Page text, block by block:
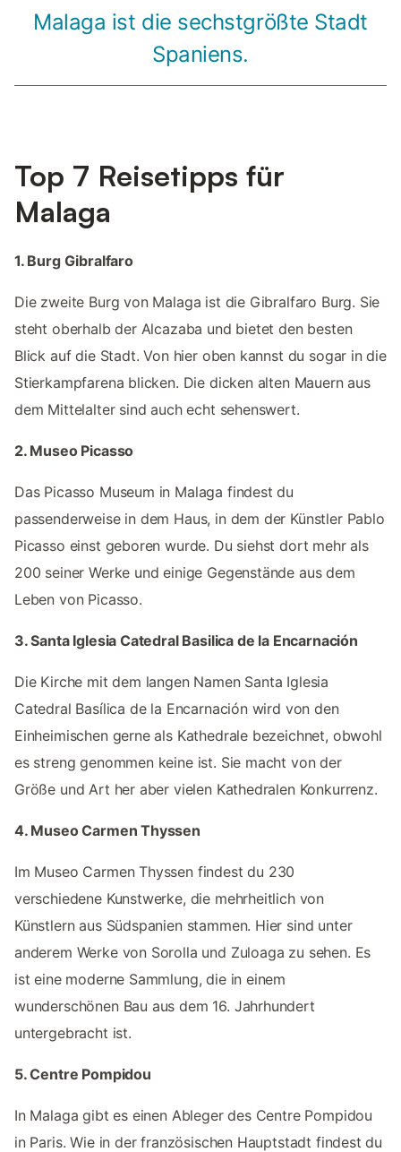
Malaga ist die sechstgrößte Stadt
Spaniens.
Top 7 Reisetipps für
Malaga
1. Burg Gibralfaro
Die zweite Burg von Malaga ist die Gibralfaro Burg. Sie
steht oberhalb der Alcazaba und bietet den besten
Blick auf die Stadt. Von hier oben kannst du sogar in die
Stierkampfarena blicken. Die dicken alten Mauern aus
dem Mittelalter sind auch echt sehenswert.
2. Museo Picasso
Das Picasso Museum in Malaga findest du
passenderweise in dem Haus, in dem der Künstler Pablo
Picasso einst geboren wurde. Du siehst dort mehr als
200 seiner Werke und einige Gegenstände aus dem
Leben von Picasso.
3. Santa Iglesia Catedral Basilica de la Encarnación
Die Kirche mit dem langen Namen Santa Iglesia
Catedral Basílica de la Encarnación wird von den
Einheimischen gerne als Kathedrale bezeichnet, obwohl
es streng genommen keine ist. Sie macht von der
Größe und Art her aber vielen Kathedralen Konkurrenz.
4. Museo Carmen Thyssen
Im Museo Carmen Thyssen findest du 230
verschiedene Kunstwerke, die mehrheitlich von
Künstlern aus Südspanien stammen. Hier sind unter
anderem Werke von Sorolla und Zuloaga zu sehen. Es
ist eine moderne Sammlung, die in einem
wunderschönen Bau aus dem 16. Jahrhundert
untergebracht ist.
5. Centre Pompidou
In Malaga gibt es einen Ableger des Centre Pompidou
in Paris. Wie in der französischen Hauptstadt findest du